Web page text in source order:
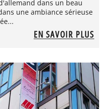
dans un beau
une ambiance sérieuse
EN SAVOIR PLUS